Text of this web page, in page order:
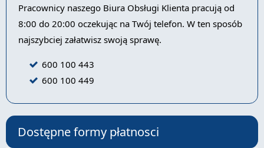
Pracownicy naszego Biura Obsługi Klienta pracują od
8:00 do 20:00 oczekując na Twój telefon. W ten sposób
najszybciej załatwisz swoją sprawę.
600 100 443
600 100 449
Dostępne formy płatnosci